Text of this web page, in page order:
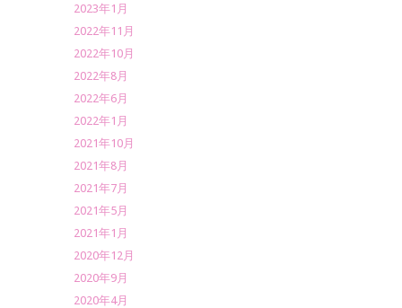
2023年1月
2022年11月
2022年10月
2022年8月
2022年6月
2022年1月
2021年10月
2021年8月
2021年7月
2021年5月
2021年1月
2020年12月
2020年9月
2020年4月